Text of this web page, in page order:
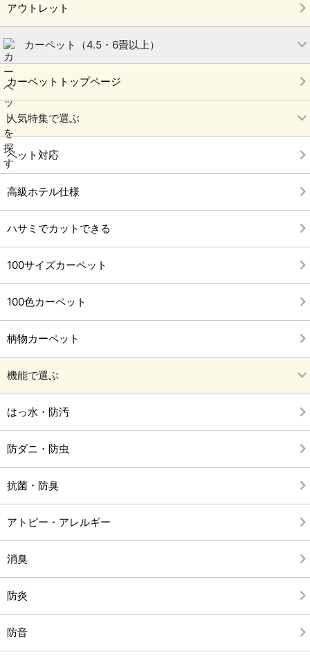
アウトレット
カーペット（4.5・6畳以上）
カーペットトップページ
人気特集で選ぶ
ペット対応
高級ホテル仕様
ハサミでカットできる
100サイズカーペット
100色カーペット
柄物カーペット
機能で選ぶ
はっ水・防汚
防ダニ・防虫
抗菌・防臭
アトピー・アレルギー
消臭
防炎
防音